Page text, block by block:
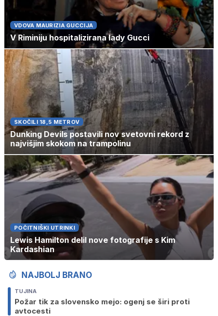
VDOVA MAURIZIA GUCCIJA
V Riminiju hospitalizirana lady Gucci
SKOČILI 18,5 METROV
Dunking Devils postavili nov svetovni rekord z
najvišjim skokom na trampolinu
POČITNIŠKI UTRINKI
Lewis Hamilton delil nove fotografije s Kim
Kardashian
NAJBOLJ BRANO
TUJINA
Požar tik za slovensko mejo: ogenj se širi proti
avtocesti